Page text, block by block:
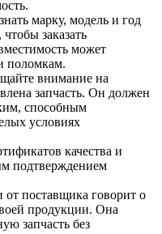
марку, модель и год
заказать
может
поломкам.
внимание на
запчасть. Он должен
способным
условиях
качества и
подтверждением
от поставщика говорит о
продукции. Она
запчасть без